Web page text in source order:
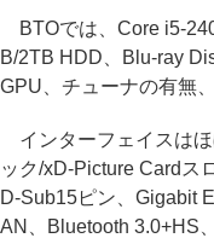
BTOでは、Core i5-
B/2TB HDD、Blu-ray
GPU、チューナの有無
インターフェイスはほ
ック/xD-Picture Cardス
D-Sub15ピン、Gigabit
AN、Bluetooth 3.0+HS